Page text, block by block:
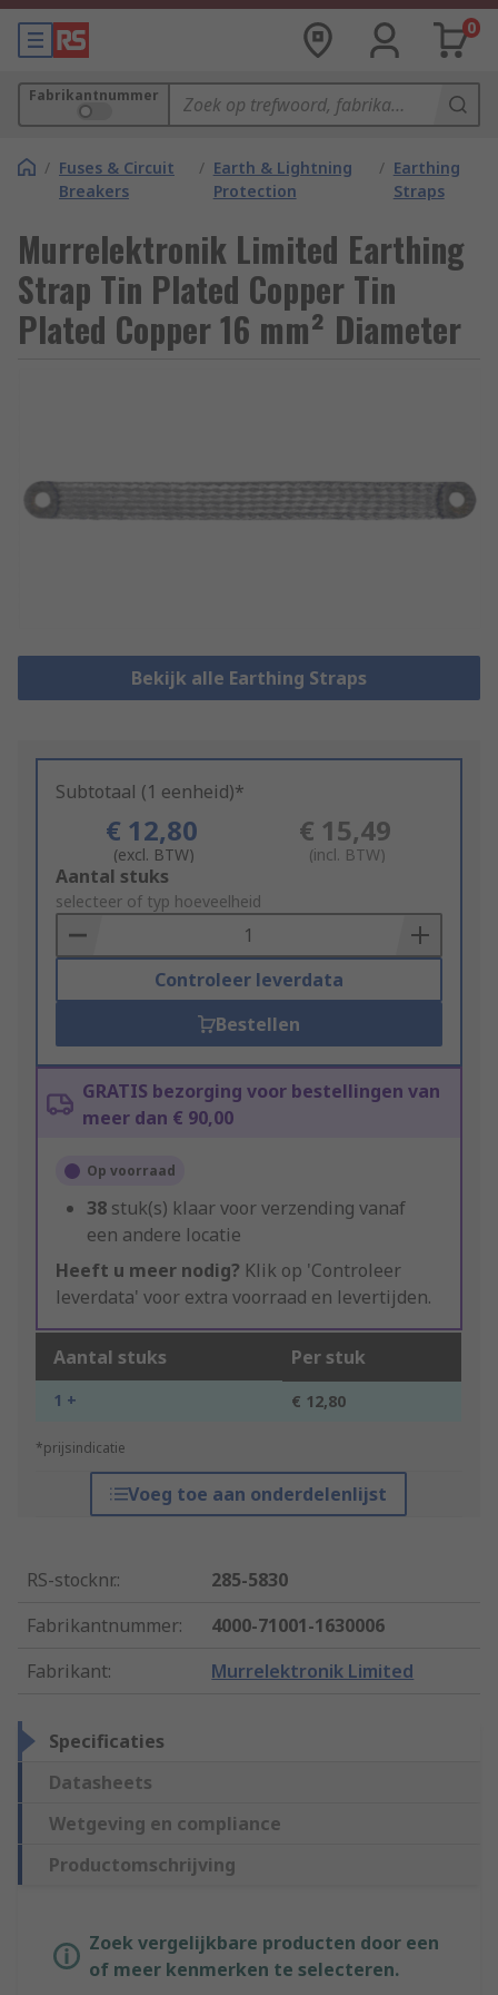
0
Fabrikantnummer
/ Fuses & Circuit
Breakers
/ Earth & Lightning
Protection
/ Earthing
Straps
Murrelektronik Limited Earthing
Strap Tin Plated Copper Tin
Plated Copper 16 mm² Diameter
Bekijk alle Earthing Straps
Subtotaal (1 eenheid)*
€ 12,80
(excl. BTW)
€ 15,49
(incl. BTW)
Add
to
Basket
Aantal stuks
selecteer of typ hoeveelheid
Controleer leverdata
Bestellen
GRATIS bezorging voor bestellingen van
meer dan € 90,00
Op voorraad
38 stuk(s) klaar voor verzending vanaf
een andere locatie
Heeft u meer nodig? Klik op 'Controleer
leverdata' voor extra voorraad en levertijden.
Aantal stuks Per stuk
1 + € 12,80
*prijsindicatie
Voeg toe aan onderdelenlijst
RS-stocknr.:
285-5830
Fabrikantnummer:
4000-71001-1630006
Fabrikant: Murrelektronik Limited
Specificaties
Datasheets
Wetgeving en compliance
Productomschrijving
Zoek vergelijkbare producten door een
of meer kenmerken te selecteren.